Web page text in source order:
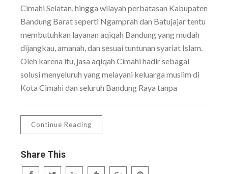
Cimahi Selatan, hingga wilayah perbatasan Kabupaten
Bandung Barat seperti Ngamprah dan Batujajar tentu
membutuhkan layanan aqiqah Bandung yang mudah
dijangkau, amanah, dan sesuai tuntunan syariat Islam.
Oleh karena itu, jasa aqiqah Cimahi hadir sebagai
solusi menyeluruh yang melayani keluarga muslim di
Kota Cimahi dan seluruh Bandung Raya tanpa
Continue Reading
Share This